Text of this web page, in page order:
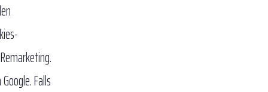
Falls